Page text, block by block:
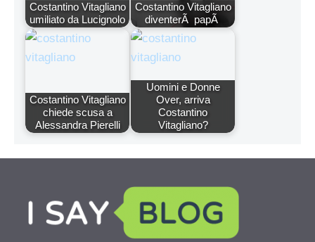
Costantino Vitagliano
umiliato da Lucignolo
Costantino Vitagliano
diventerÃ papÃ
Costantino Vitagliano
chiede scusa a
Alessandra Pierelli
Uomini e Donne
Over, arriva
Costantino
Vitagliano?